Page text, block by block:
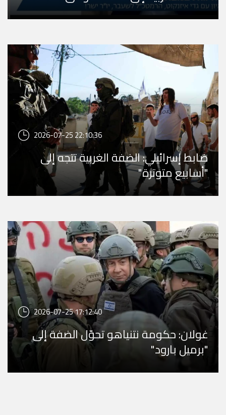
2026-07-25 22:10:36
ضابط إسرائيلي: الضفة الغربية تتجه إلى
"أسابيع متوترة"
2026-07-25 17:12:40
غولان: حكومة نتنياهو تحوّل الضفة إلى
"برميل بارود"